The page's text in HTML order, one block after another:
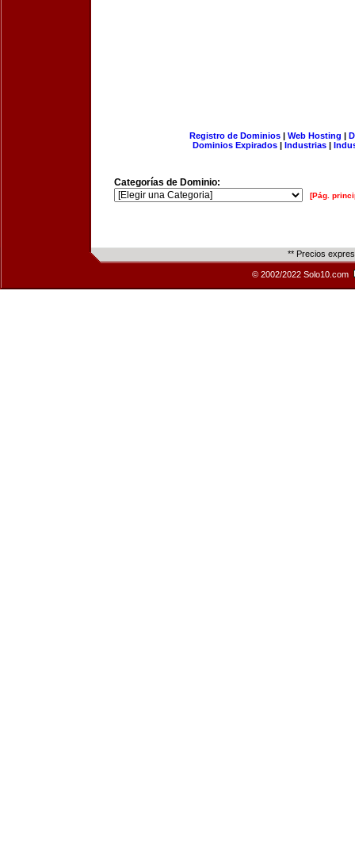
Registro de Dominios| Web Hosting |
Dominios Expirados | Industrias |
Categorías de Dominio:
[Pág.
** Precios
© 2002/2022 Solo10.com